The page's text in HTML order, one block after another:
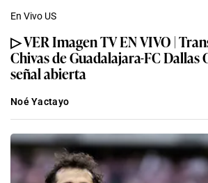
En Vivo US
▷ VER Imagen TV EN VIVO |
Chivas de Guadalajara-FC Dallas
señal abierta
Noé Yactayo